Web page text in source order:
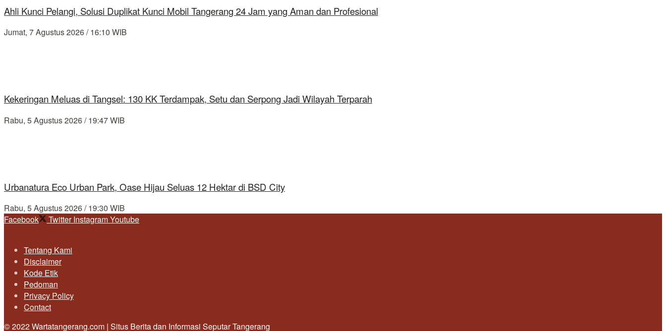
Ahli Kunci Pelangi, Solusi Duplikat Kunci Mobil Tangerang 24 Jam yang Aman dan Profesional
Jumat, 7 Agustus 2026 / 16:10 WIB
Kekeringan Meluas di Tangsel: 130 KK Terdampak, Setu dan Serpong Jadi Wilayah Terparah
Rabu, 5 Agustus 2026 / 19:47 WIB
Urbanatura Eco Urban Park, Oase Hijau Seluas 12 Hektar di BSD City
Rabu, 5 Agustus 2026 / 19:30 WIB
Facebook
Twitter InstagramYoutube
Tentang Kami
Disclaimer
Kode Etik
Pedoman
Privacy Policy
Contact
© 2022 Wartatangerang.com | Situs Berita dan Informasi Seputar Tangerang